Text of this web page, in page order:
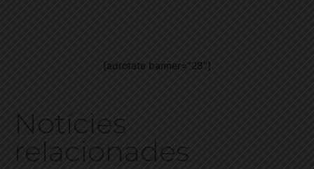
[adrotate banner="28"]
Notícies
relacionades